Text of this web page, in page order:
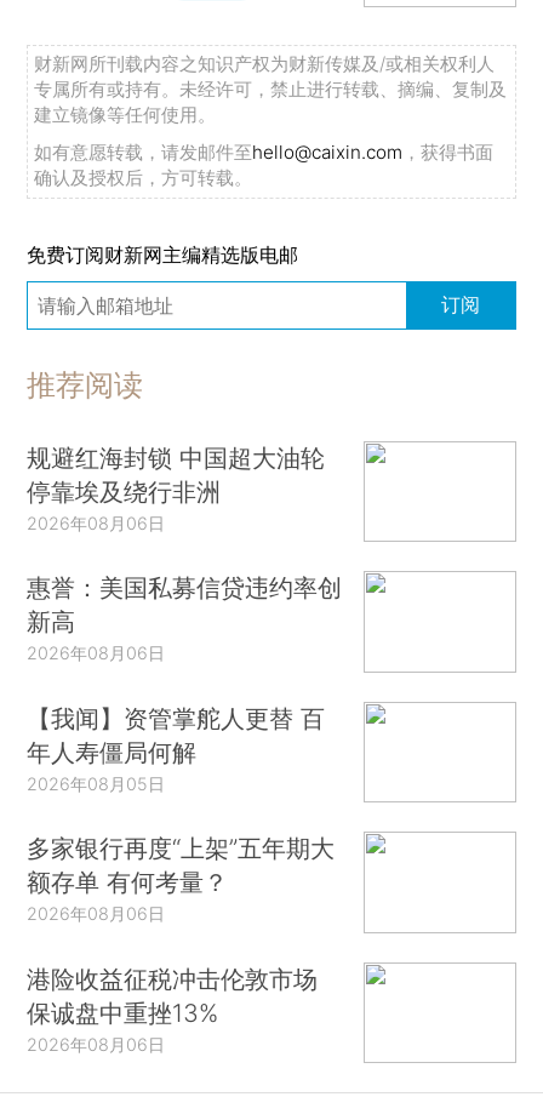
财新网所刊载内容之知识产权为财新传媒及/或相关权利人
专属所有或持有。未经许可，禁止进行转载、摘编、复制及
建立镜像等任何使用。
如有意愿转载，请发邮件至hello@caixin.com ，获得书面
确认及授权后，方可转载。
免费订阅财新网主编精选版电邮
订阅
推荐阅读
规避红海封锁 中国超大油轮
停靠埃及绕行非洲
2026年08月06日
惠誉：美国私募信贷违约率创
新高
2026年08月06日
【我闻】资管掌舵人更替 百
年人寿僵局何解
2026年08月05日
多家银行再度“上架”五年期大
额存单 有何考量？
2026年08月06日
港险收益征税冲击伦敦市场
保诚盘中重挫13%
2026年08月06日